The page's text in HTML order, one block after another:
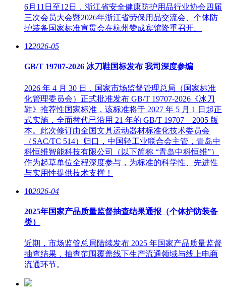
6月11日至12日，浙江省安全健康防护用品行业协会四届
三次会员大会暨2026年浙江省劳保用品交流会、个体防
护装备国家标准宣贯会在杭州赞成宾馆隆重召开。
122026-05
GB/T 19707-2026 冰刀鞋国标发布 我司深度参编
2026 年 4 月 30 日，国家市场监督管理总局（国家标准
化管理委员会）正式批准发布 GB/T 19707-2026《冰刀
鞋》推荐性国家标准，该标准将于 2027 年 5 月 1 日起正
式实施，全面替代已沿用 21 年的 GB/T 19707—2005 版
本。此次修订由全国文具运动器材标准化技术委员会
（SAC/TC 514）归口，中国轻工业联合会主管，青岛中
科恒维智能科技有限公司（以下简称 “青岛中科恒维”）
作为起草单位全程深度参与，为标准的科学性、先进性
与实用性提供技术支撑！
102026-04
2025年国家产品质量监督抽查结果通报（个体护防装备
类）
近期，市场监管总局陆续发布 2025 年国家产品质量监督
抽查结果，抽查范围覆盖线下生产流通领域与线上电商
流通环节。